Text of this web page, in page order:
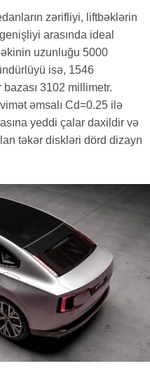
zərifliyi, liftbəklərin
arasında ideal
uzunluğu 5000
isə, 1546
3102 millimetr.
əmsalı Cd=0.25 ilə
yeddi çalar daxildir və
təkər diskləri dörd dizayn